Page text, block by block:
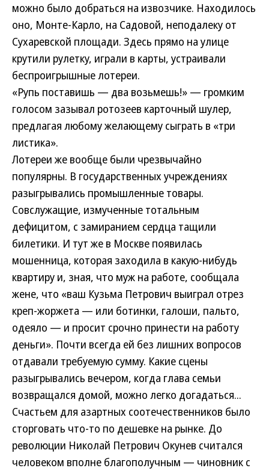
можно было добраться на извозчике. Находилось
оно, Монте-Карло, на Садовой, неподалеку от
Сухаревской площади. Здесь прямо на улице
крутили рулетку, играли в карты, устраивали
беспроигрышные лотереи.
«Рупь поставишь — два возьмешь!» — громким
голосом зазывал ротозеев карточный шулер,
предлагая любому желающему сыграть в «три
листика».
Лотереи же вообще были чрезвычайно
популярны. В государственных учреждениях
разыгрывались промышленные товары.
Совслужащие, измученные тотальным
дефицитом, с замиранием сердца тащили
билетики. И тут же в Москве появилась
мошенница, которая заходила в какую-нибудь
квартиру и, зная, что муж на работе, сообщала
жене, что «ваш Кузьма Петрович выиграл отрез
креп-жоржета — или ботинки, галоши, пальто,
одеяло — и просит срочно принести на работу
деньги». Почти всегда ей без лишних вопросов
отдавали требуемую сумму. Какие сцены
разыгрывались вечером, когда глава семьи
возвращался домой, можно легко догадаться...
Счастьем для азартных соотечественников было
сторговать что-то по дешевке на рынке. До
революции Николай Петрович Окунев считался
человеком вполне благополучным — чиновник с